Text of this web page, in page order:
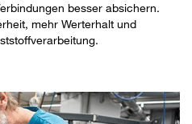
besser absichern.
mehr Werterhalt und